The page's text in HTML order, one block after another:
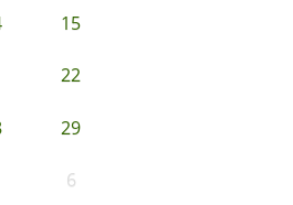
15
22
29
6